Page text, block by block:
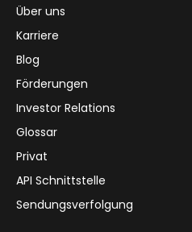
Über uns
Karriere
Blog
Förderungen
Investor Relations
Glossar
Privat
API Schnittstelle
Sendungsverfolgung